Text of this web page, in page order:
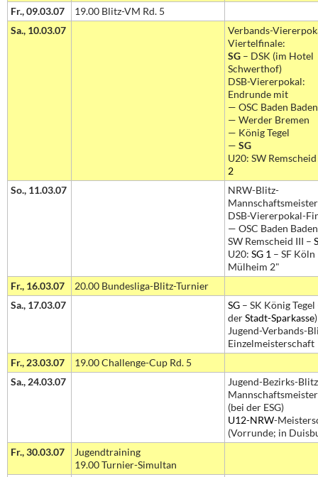
Fr., 09.03.07
19.00 Blitz-VM Rd. 5
Sa., 10.03.07
Verbands-
Viertelfinale:
SG – DSK (im Hotel
Schwerthof)
DSB-Viererpokal:
Endrunde mit
— OSC Baden Baden
— Werder Bremen
— König Tegel
— SG
U20: SW
2
So., 11.03.07
NRW-Blitz-
DSB-Viererpokal-
— OSC Baden
SW Remscheid III –
U20: SG 1 – SF Köln
Mülheim 2"
Fr., 16.03.07
20.00 Bundesliga-Blitz-Turnier
Sa., 17.03.07
SG – SK König Tegel
derStadt-Sparkasse)
Jugend-Verbands-
Einzelmeisterschaft
Fr., 23.03.07
19.00 Challenge-Cup Rd. 5
Sa., 24.03.07
Jugend-Bezirks-
(bei der ESG)
U12-NRW-
(Vorrunde; in
Fr., 30.03.07
Jugendtraining
19.00 Turnier-Simultan